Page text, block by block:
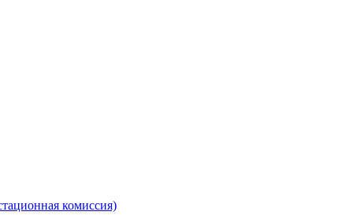
комиссия)